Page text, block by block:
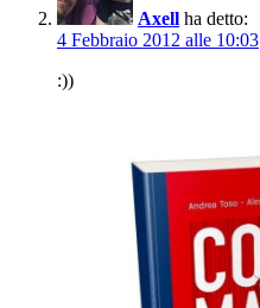
Axell ha detto:
4 Febbraio 2012 alle 10:03
:))